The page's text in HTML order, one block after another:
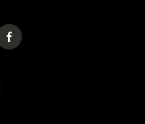
in a new tab)
(opens in a new tab)
In A New Tab)